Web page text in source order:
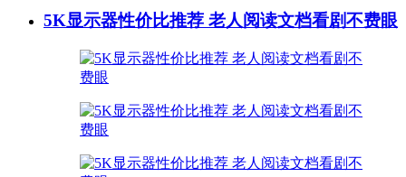
5K显示器性价比推荐 老人阅读文档看剧不费眼